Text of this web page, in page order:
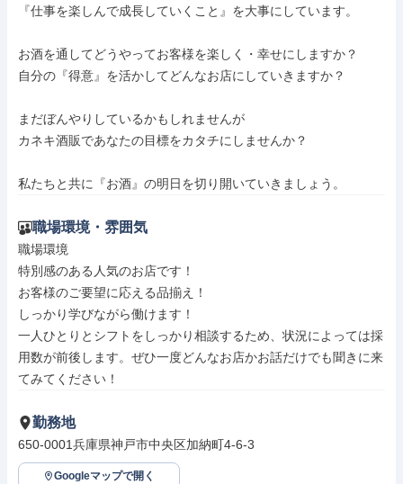
『仕事を楽しんで成長していくこと』を大事にしています。
お酒を通してどうやってお客様を楽しく・幸せにしますか？
自分の『得意』を活かしてどんなお店にしていきますか？
まだぼんやりしているかもしれませんが
カネキ酒販であなたの目標をカタチにしませんか？
私たちと共に『お酒』の明日を切り開いていきましょう。
職場環境・雰囲気
職場環境
特別感のある人気のお店です！
お客様のご要望に応える品揃え！
しっかり学びながら働けます！
一人ひとりとシフトをしっかり相談するため、状況によっては採
用数が前後します。ぜひ一度どんなお店かお話だけでも聞きに来
てみてください！
勤務地
650-0001兵庫県神戸市中央区加納町4-6-3
Googleマップで開く